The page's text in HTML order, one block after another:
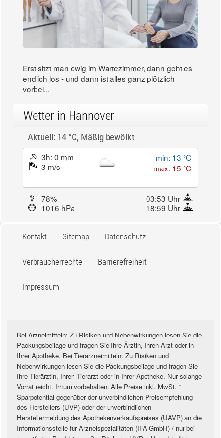
Erst sitzt man ewig im Wartezimmer, dann geht es
endlich los - und dann ist alles ganz plötzlich
vorbei...
Wetter in Hannover
Aktuell: 14 °C, Mäßig bewölkt
3h: 0 mm
3 m/s
min: 13 °C
max: 15 °C
78%
03:53 Uhr
1016 hPa
18:59 Uhr
Kontakt Sitemap Datenschutz
Verbraucherrechte Barrierefreiheit
Impressum
Bei Arzneimitteln: Zu Risiken und Nebenwirkungen lesen Sie die
Packungsbeilage und fragen Sie Ihre Ärztin, Ihren Arzt oder in
Ihrer Apotheke. Bei Tierarzneimitteln: Zu Risiken und
Nebenwirkungen lesen Sie die Packungsbeilage und fragen Sie
Ihre Tierärztin, Ihren Tierarzt oder in Ihrer Apotheke. Nur solange
Vorrat reicht. Irrtum vorbehalten. Alle Preise inkl. MwSt. *
Sparpotential gegenüber der unverbindlichen Preisempfehlung
des Herstellers (UVP) oder der unverbindlichen
Herstellermeldung des Apothekenverkaufspreises (UAVP) an die
Informationsstelle für Arzneispezialitäten (IFA GmbH) / nur bei